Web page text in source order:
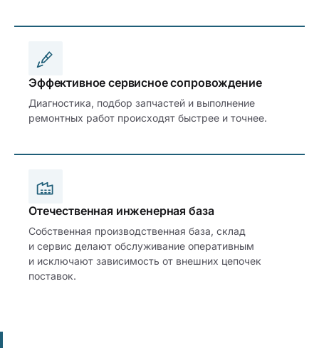
Эффективное сервисное сопровождение
Диагностика, подбор запчастей и выполнение
ремонтных работ происходят быстрее и точнее.
Отечественная инженерная база
Собственная производственная база, склад
и сервис делают обслуживание оперативным
и исключают зависимость от внешних цепочек
поставок.